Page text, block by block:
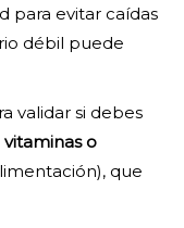
para evitar caídas
débil puede
validar si debes
vitaminas o
que